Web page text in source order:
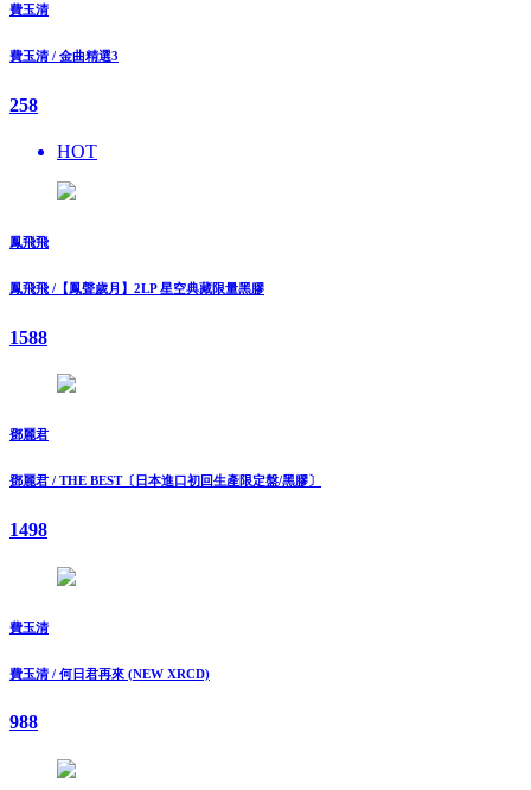
費玉清
費玉清 / 金曲精選3
258
HOT
鳳飛飛
鳳飛飛 /【鳳聲歲月】2LP 星空典藏限量黑膠
1588
鄧麗君
鄧麗君 / THE BEST〔日本進口初回生產限定盤/黑膠〕
1498
費玉清
費玉清 / 何日君再來 (NEW XRCD)
988